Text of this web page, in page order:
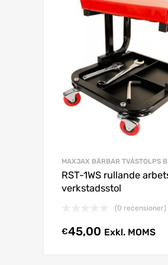
MAXJAX BÄRBAR TVÅSTOLPS
RST-1WS rullande
verkstadsstol
(0 recensioner)
€45,00 Exkl. MOMS